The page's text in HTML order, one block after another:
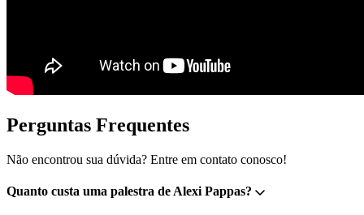
Perguntas Frequentes
Não encontrou sua dúvida? Entre em contato conosco!
Quanto custa uma palestra de Alexi Pappas?